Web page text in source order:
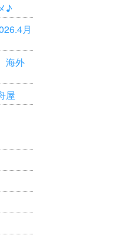
♪
月
海外
屋